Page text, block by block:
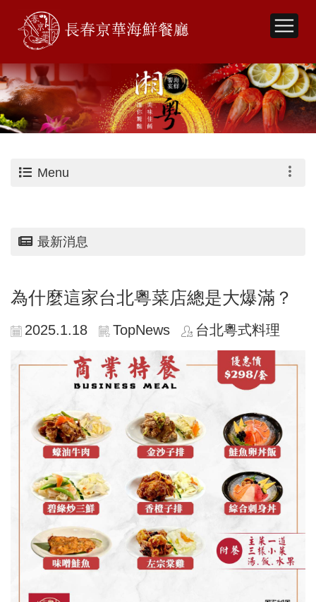
Menu
最新消息
為什麼這家台北粵菜店總是大爆滿？
2025.1.18 TopNews 台北粵式料理